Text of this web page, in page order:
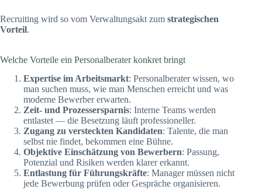
Recruiting wird so vom Verwaltungsakt zum strategischen
Vorteil.
Welche Vorteile ein Personalberater konkret bringt
Expertise im Arbeitsmarkt: Personalberater wissen, wo
man suchen muss, wie man Menschen erreicht und was
moderne Bewerber erwarten.
Zeit- und Prozessersparnis: Interne Teams werden
entlastet — die Besetzung läuft professioneller.
Zugang zu versteckten Kandidaten: Talente, die man
selbst nie findet, bekommen eine Bühne.
Objektive Einschätzung von Bewerbern: Passung,
Potenzial und Risiken werden klarer erkannt.
Entlastung für Führungskräfte: Manager müssen nicht
jede Bewerbung prüfen oder Gespräche organisieren.